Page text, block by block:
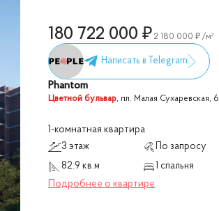
180 722 000 2 180 000 /м²
Phantom
Цветной бульвар, пл. Малая Сухаревская, 6
1-комнатная квартира
3 этаж
По запросу
82.9 кв.м
1 спальня